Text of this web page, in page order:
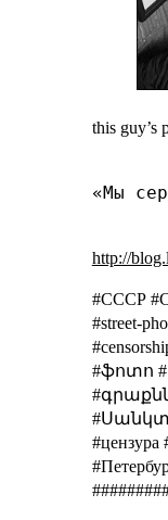
this guy’s
«Мы
http://
#СССР
#street-
#ֆոտո
#цензура